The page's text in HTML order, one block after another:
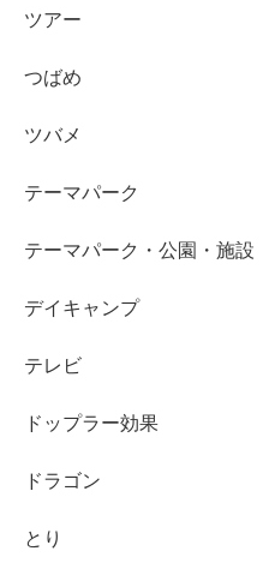
ツアー
つばめ
ツバメ
テーマパーク
テーマパーク・公園・施設
デイキャンプ
テレビ
ドップラー効果
ドラゴン
とり